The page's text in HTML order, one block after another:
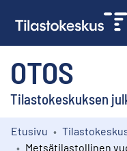
OTOS
Tilastokeskuksen
Kokoelmat
Etusivu